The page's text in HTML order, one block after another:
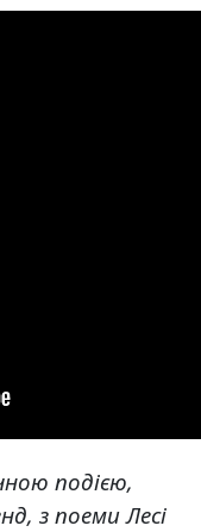
подією,
з поеми Лесі